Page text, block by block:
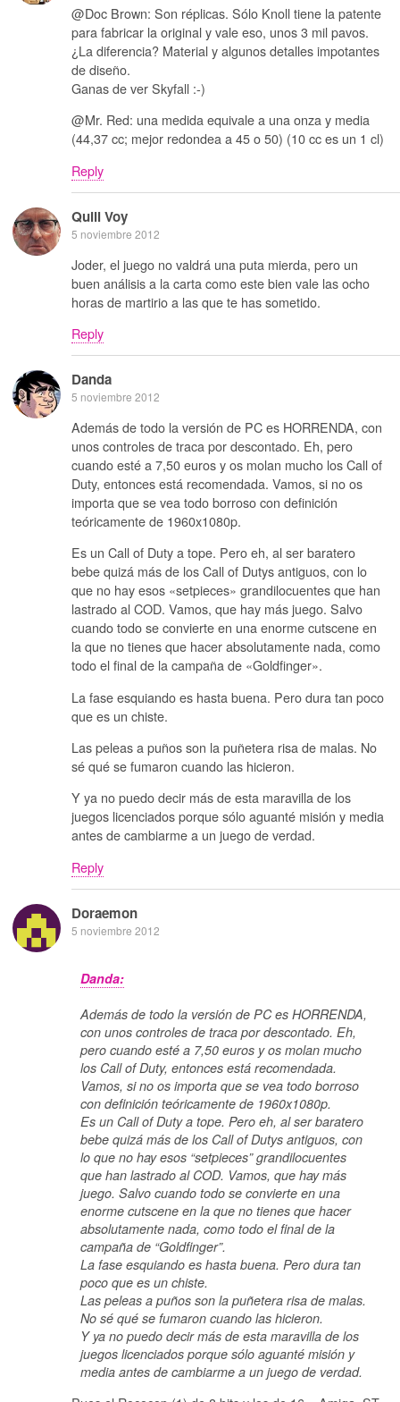
@Doc Brown: Son réplicas. Sólo Knoll tiene la patente
para fabricar la original y vale eso, unos 3 mil pavos.
¿La diferencia? Material y algunos detalles impotantes
de diseño.
Ganas de ver Skyfall :-)
@Mr. Red: una medida equivale a una onza y media
(44,37 cc; mejor redondea a 45 o 50) (10 cc es un 1 cl)
Reply
Quill Voy
5 noviembre 2012
Joder, el juego no valdrá una puta mierda, pero un
buen análisis a la carta como este bien vale las ocho
horas de martirio a las que te has sometido.
Reply
Danda
5 noviembre 2012
Además de todo la versión de PC es HORRENDA, con
unos controles de traca por descontado. Eh, pero
cuando esté a 7,50 euros y os molan mucho los Call of
Duty, entonces está recomendada. Vamos, si no os
importa que se vea todo borroso con definición
teóricamente de 1960x1080p.
Es un Call of Duty a tope. Pero eh, al ser baratero
bebe quizá más de los Call of Dutys antiguos, con lo
que no hay esos «setpieces» grandilocuentes que han
lastrado al COD. Vamos, que hay más juego. Salvo
cuando todo se convierte en una enorme cutscene en
la que no tienes que hacer absolutamente nada, como
todo el final de la campaña de «Goldfinger».
La fase esquiando es hasta buena. Pero dura tan poco
que es un chiste.
Las peleas a puños son la puñetera risa de malas. No
sé qué se fumaron cuando las hicieron.
Y ya no puedo decir más de esta maravilla de los
juegos licenciados porque sólo aguanté misión y media
antes de cambiarme a un juego de verdad.
Reply
Doraemon
5 noviembre 2012
Danda:
Además de todo la versión de PC es HORRENDA,
con unos controles de traca por descontado. Eh,
pero cuando esté a 7,50 euros y os molan mucho
los Call of Duty, entonces está recomendada.
Vamos, si no os importa que se vea todo borroso
con definición teóricamente de 1960x1080p.
Es un Call of Duty a tope. Pero eh, al ser baratero
bebe quizá más de los Call of Dutys antiguos, con
lo que no hay esos “setpieces” grandilocuentes
que han lastrado al COD. Vamos, que hay más
juego. Salvo cuando todo se convierte en una
enorme cutscene en la que no tienes que hacer
absolutamente nada, como todo el final de la
campaña de “Goldfinger”.
La fase esquiando es hasta buena. Pero dura tan
poco que es un chiste.
Las peleas a puños son la puñetera risa de malas.
No sé qué se fumaron cuando las hicieron.
Y ya no puedo decir más de esta maravilla de los
juegos licenciados porque sólo aguanté misión y
media antes de cambiarme a un juego de verdad.